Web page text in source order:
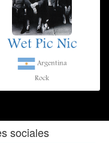
Wet Pic Nic
Argentina
Rock
sociales